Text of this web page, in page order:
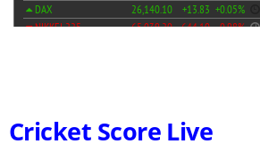
Cricket Score Live